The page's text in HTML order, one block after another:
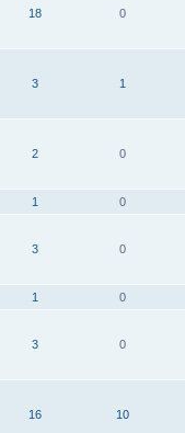
18
0
3
1
2
0
1 0
3
0
1 0
3
0
16
10